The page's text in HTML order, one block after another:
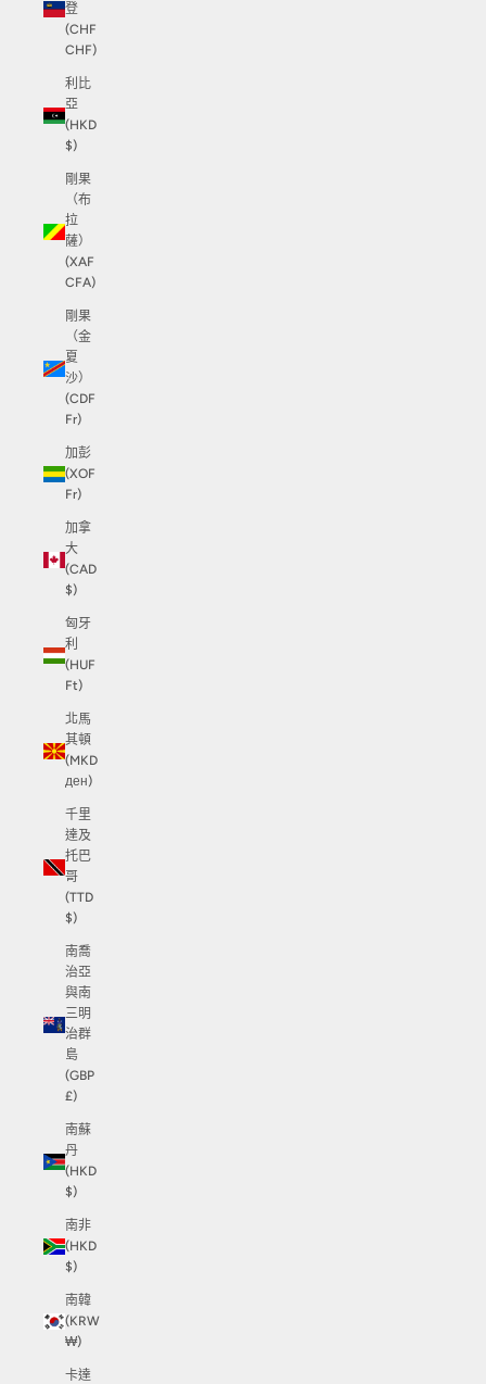
登
(CHF
CHF)
利比
亞
(HKD
$)
剛果
（布
拉
薩）
(XAF
CFA)
剛果
（金
夏
沙）
(CDF
Fr)
加彭
(XOF
Fr)
加拿
大
(CAD
$)
匈牙
利
(HUF
Ft)
北馬
其頓
(MKD
ден)
千里
達及
托巴
哥
(TTD
$)
南喬
治亞
與南
三明
治群
島
(GBP
£)
南蘇
丹
(HKD
$)
南非
(HKD
$)
南韓
(KRW
₩)
卡達